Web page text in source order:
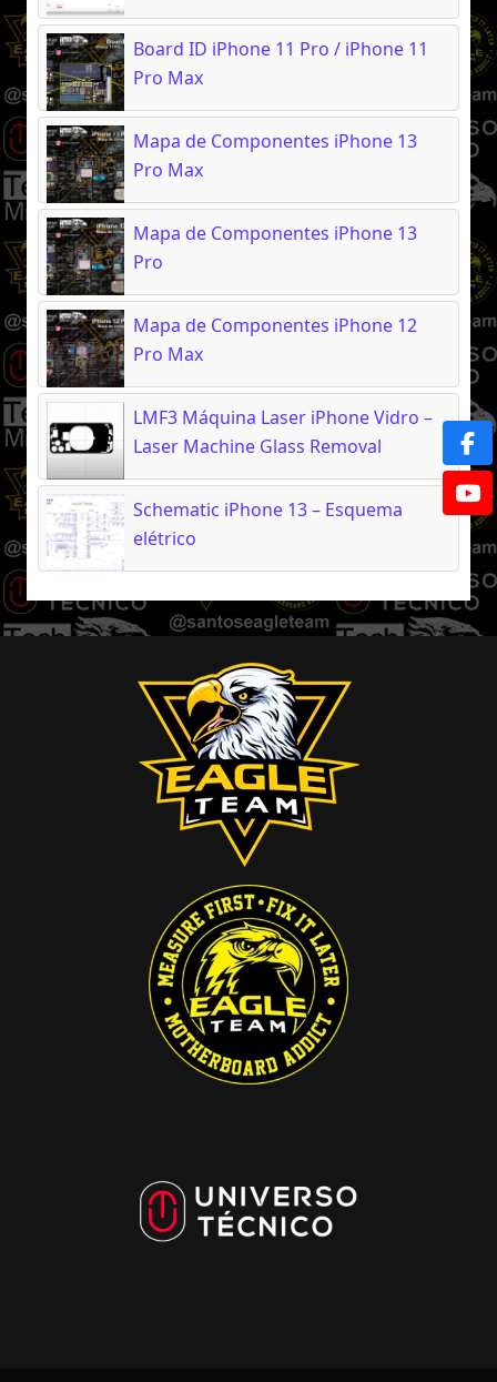
Board ID iPhone 11 Pro / iPhone 11
Pro Max
Mapa de Componentes iPhone 13
Pro Max
Mapa de Componentes iPhone 13
Pro
Mapa de Componentes iPhone 12
Pro Max
LMF3 Máquina Laser iPhone Vidro –
Laser Machine Glass Removal
Schematic iPhone 13 – Esquema
elétrico